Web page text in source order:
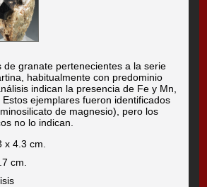
de granate pertenecientes a la serie
habitualmente con predominio
indican la presencia de Fe y Mn,
ejemplares fueron identificados
de magnesio), pero los
no lo indican.
x 4.3 cm.
cm.